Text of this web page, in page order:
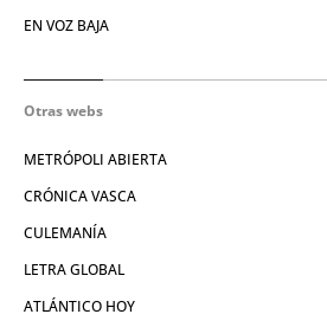
EN VOZ BAJA
Otras webs
METRÓPOLI ABIERTA
CRÓNICA VASCA
CULEMANÍA
LETRA GLOBAL
ATLÁNTICO HOY